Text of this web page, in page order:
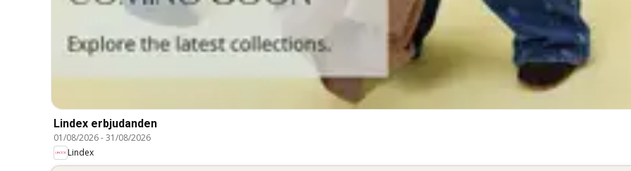
Lindex erbjudanden
01/08/2026-31/08/2026
Lindex